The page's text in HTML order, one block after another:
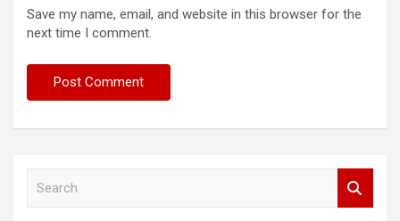
Save my name, email, and website in this browser for the
next time I comment.